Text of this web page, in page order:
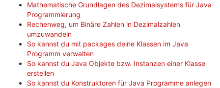
Mathematische Grundlagen des Dezimalsystems für Java
Programmierung
Rechenweg, um Binäre Zahlen in Dezimalzahlen
umzuwandeln
So kannst du mit packages deine Klassen im Java
Programm verwalten
So kannst du Java Objekte bzw. Instanzen einer Klasse
erstellen
So kannst du Konstruktoren für Java Programme anlegen